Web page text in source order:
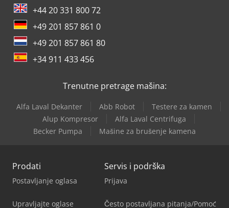
+44 20 331 800 72
+49 201 857 861 0
+49 201 857 861 80
+34 911 433 456
Trenutne pretrage mašina:
Alfa Laval Dekanter Abb Robot
Testere za kamen
Alup Kompresor
Alfa Laval Centrifuga
Becker Pumpa
Mašine za brušenje kamena
Prodati
Postavljanje oglasa
Upravljajte oglase
Servis i podrška
Prijava
Često postavljana pitanja/Pomoć